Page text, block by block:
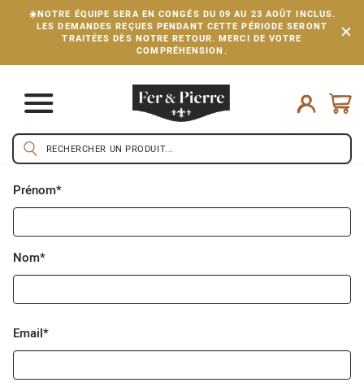
☀️NOTRE ÉQUIPE SERA EN CONGÉS DU 09 AU 23 AOÛT INCLUS.
LES DEMANDES REÇUES PENDANT CETTE PÉRIODE SERONT
TRAITÉES DÈS NOTRE RETOUR. MERCI DE VOTRE
COMPRÉHENSION.
Prénom*
Nom*
Email*